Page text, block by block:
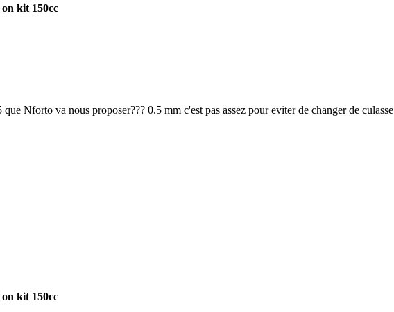
kit 150cc
Nforto va nous proposer??? 0.5 mm c'est pas assez pour eviter de changer de culasse
kit 150cc